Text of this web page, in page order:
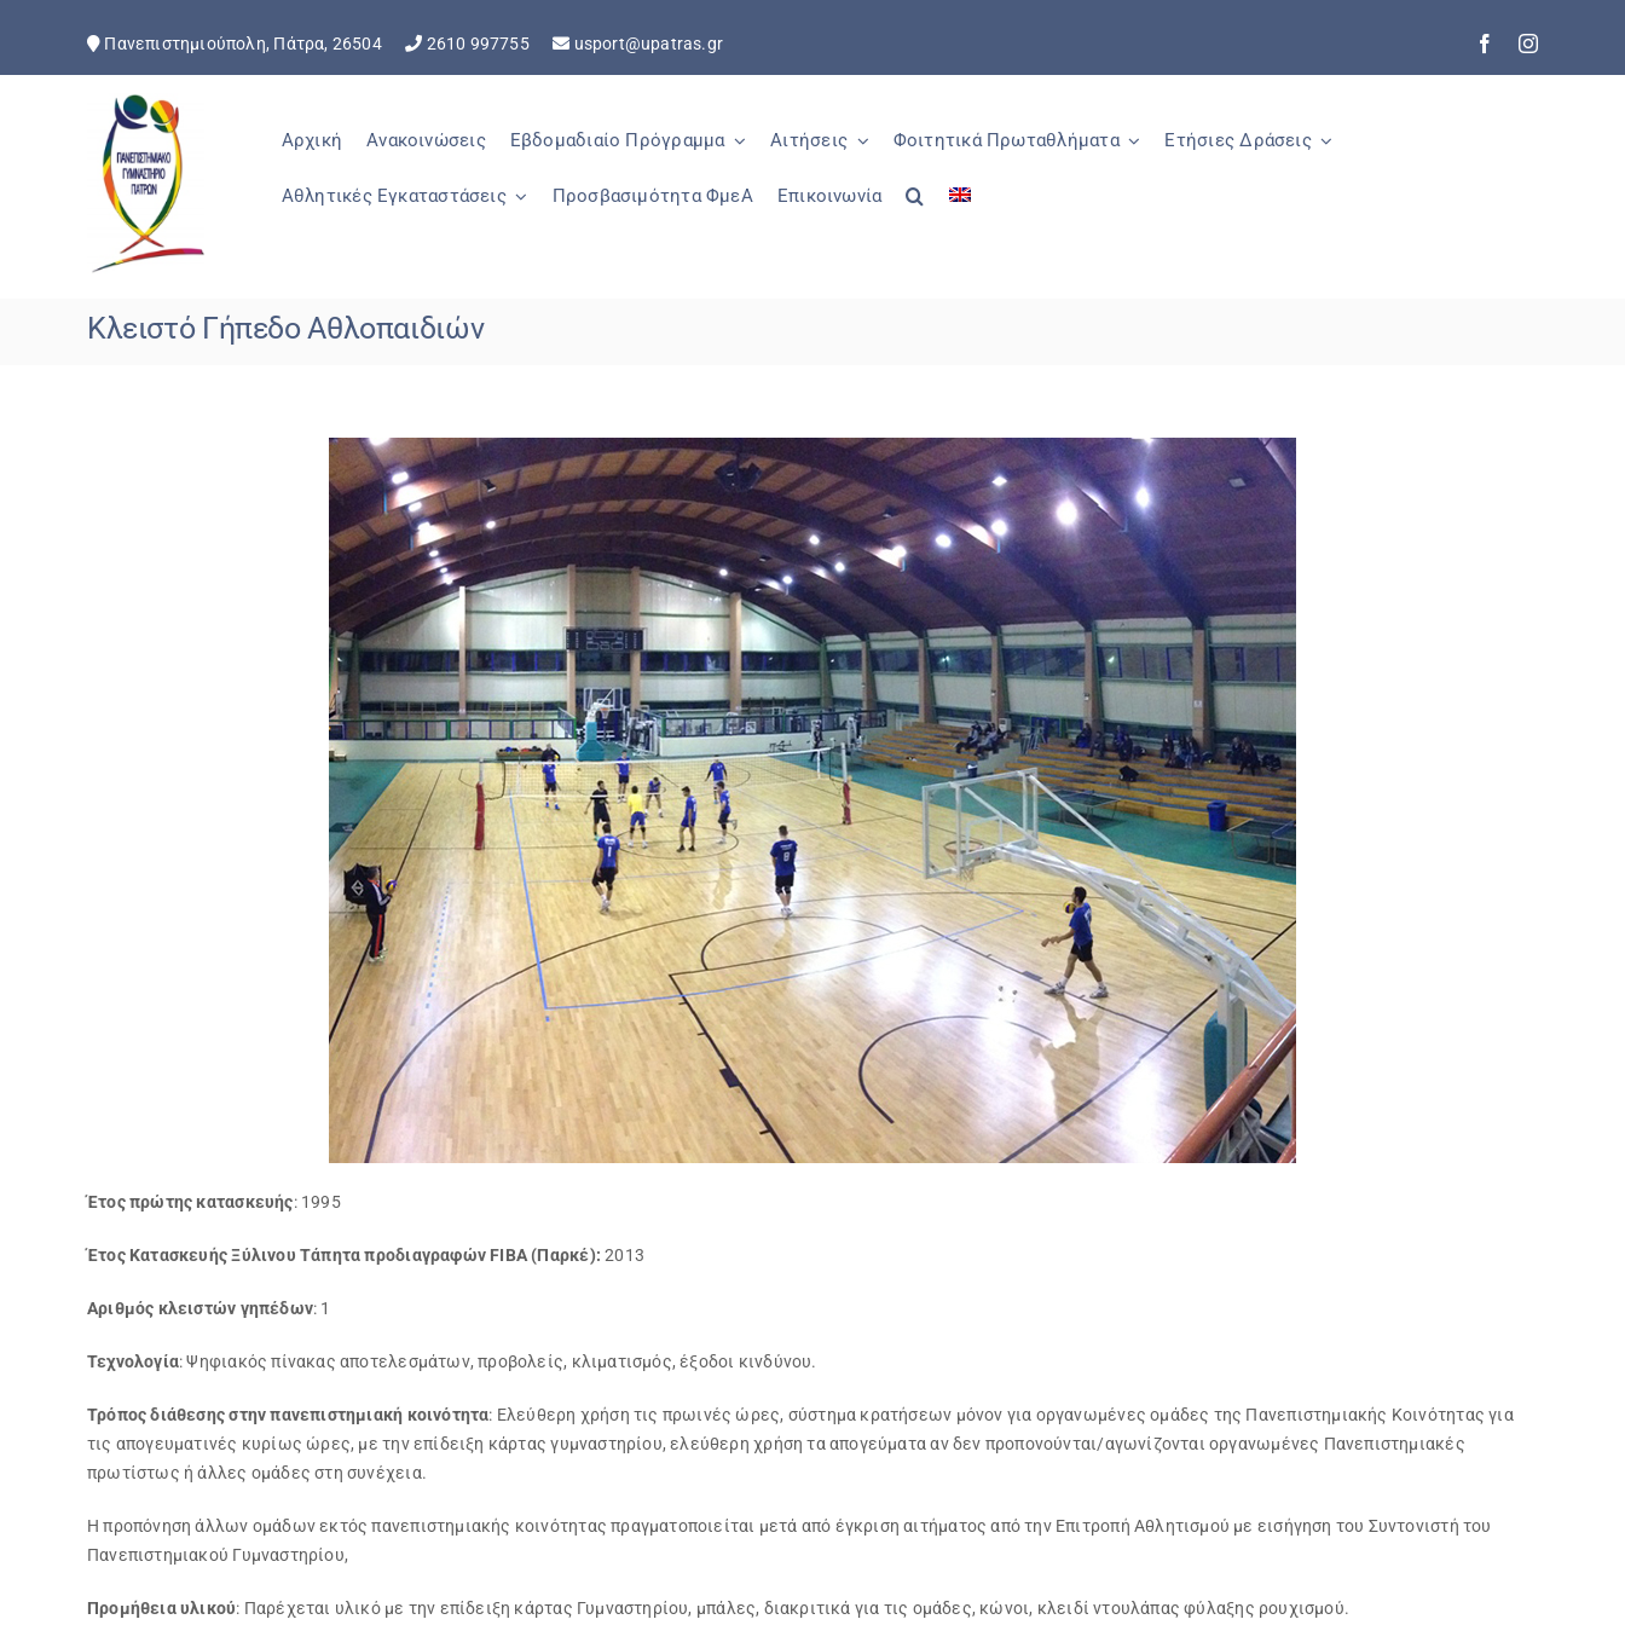
content
Πανεπιστημιούπολη, Πάτρα, 26504 2610 997755 usport@upatras.gr
Αρχική Ανακοινώσεις Εβδομαδιαίο Πρόγραμμα Αιτήσεις Φοιτητικά Πρωταθλήματα Ετήσιες Δράσεις
Αθλητικές Εγκαταστάσεις Προσβασιμότητα ΦμεΑ Επικοινωνία
Κλειστό Γήπεδο Αθλοπαιδιών
Έτος πρώτης κατασκευής: 1995
Έτος Κατασκευής Ξύλινου Τάπητα προδιαγραφών FIBA (Παρκέ): 2013
Αριθμός κλειστών γηπέδων: 1
Τεχνολογία: Ψηφιακός πίνακας αποτελεσμάτων, προβολείς, κλιματισμός, έξοδοι κινδύνου.
Τρόπος διάθεσης στην πανεπιστημιακή κοινότητα: Ελεύθερη χρήση τις πρωινές ώρες, σύστημα κρατήσεων μόνον για οργανωμένες ομάδες της Πανεπιστημιακής Κοινότητας για
τις απογευματινές κυρίως ώρες, με την επίδειξη κάρτας γυμναστηρίου, ελεύθερη χρήση τα απογεύματα αν δεν προπονούνται/αγωνίζονται οργανωμένες Πανεπιστημιακές
πρωτίστως ή άλλες ομάδες στη συνέχεια.
Η προπόνηση άλλων ομάδων εκτός πανεπιστημιακής κοινότητας πραγματοποιείται μετά από έγκριση αιτήματος από την Επιτροπή Αθλητισμού με εισήγηση του Συντονιστή του
Πανεπιστημιακού Γυμναστηρίου,
Προμήθεια υλικού: Παρέχεται υλικό με την επίδειξη κάρτας Γυμναστηρίου, μπάλες, διακριτικά για τις ομάδες, κώνοι, κλειδί ντουλάπας φύλαξης ρουχισμού.